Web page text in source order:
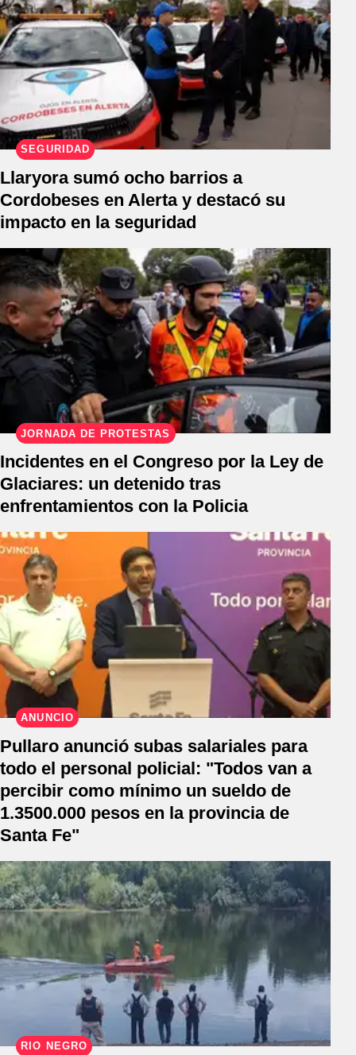
SEGURIDAD
Llaryora sumó ocho barrios a
Cordobeses en Alerta y destacó su
impacto en la seguridad
JORNADA DE PROTESTAS
Incidentes en el Congreso por la Ley de
Glaciares: un detenido tras
enfrentamientos con la Policia
ANUNCIO
Pullaro anunció subas salariales para
todo el personal policial: "Todos van a
percibir como mínimo un sueldo de
1.3500.000 pesos en la provincia de
Santa Fe"
RÍO NEGRO